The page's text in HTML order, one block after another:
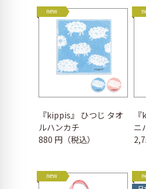
new
『kippis』 ひつじ タオ
ルハンカチ
880 円（税込）
ニ
new